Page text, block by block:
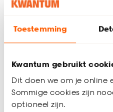
Toestemming
Kwantum gebruikt
Dit doen we om je online
Sommige cookies zijn
optioneel zijn.
Wil je zeker weten dat deze
kleurstalen en bekijk of
raamdecoratie jouw favoriet
juiste keuze. De kleurstalen